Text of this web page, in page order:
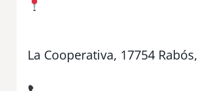
La Cooperativa, 17754